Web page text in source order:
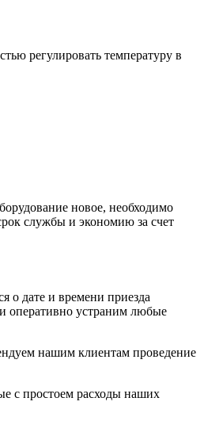
регулировать температуру в
новое, необходимо
службы и экономию за счет
о дате и времени приезда
оперативно устраним любые
нашим клиентам проведение
с простоем расходы наших